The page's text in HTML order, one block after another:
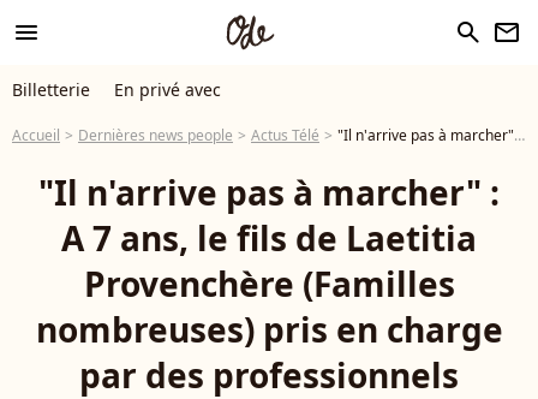
menu search newsletter
Billetterie En privé avec
Accueil Dernières news people Actus Télé "Il n'arrive pas à marcher" : A 7 ans, le fils de Laetitia Provenchère (Familles nombreuses) pris en charge par des professionnels
"Il n'arrive pas à marcher" :
A 7 ans, le fils de Laetitia
Provenchère (Familles
nombreuses) pris en charge
par des professionnels